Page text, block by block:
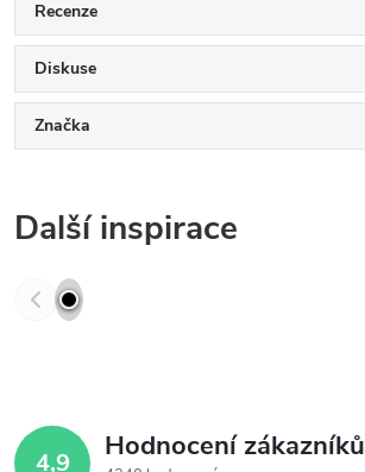
Recenze
Diskuse
Značka
Další inspirace
4,9 Hodnocení zákazníků